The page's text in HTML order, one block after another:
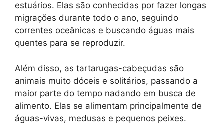
estuários. Elas são conhecidas por fazer longas
migrações durante todo o ano, seguindo
correntes oceânicas e buscando águas mais
quentes para se reproduzir.
Além disso, as tartarugas-cabeçudas são
animais muito dóceis e solitários, passando a
maior parte do tempo nadando em busca de
alimento. Elas se alimentam principalmente de
águas-vivas, medusas e pequenos peixes.